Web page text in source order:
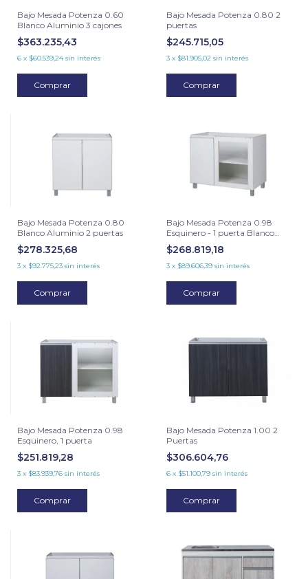
Bajo Mesada Potenza 0.60
Blanco Aluminio 3 cajones
$363.235,43
6 x $60.539,24 sin interés
Comprar
Bajo Mesada Potenza 0.80 2
puertas
$245.715,05
3 x $81.905,02 sin interés
Comprar
Bajo Mesada Potenza 0.80
Blanco Aluminio 2 puertas
$278.325,68
3 x $92.775,23 sin interés
Comprar
Bajo Mesada Potenza 0.98
Esquinero - 1 puerta Blanco
Aluminio
$268.819,18
3 x $89.606,39 sin interés
Comprar
Bajo Mesada Potenza 0.98
Esquinero, 1 puerta
$251.819,28
3 x $83.939,76 sin interés
Comprar
Bajo Mesada Potenza 1.00 2
Puertas
$306.604,76
6 x $51.100,79 sin interés
Comprar